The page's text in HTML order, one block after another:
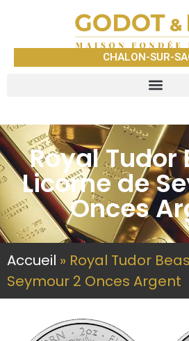
CHALON-SUR-
Royal Tudor
Licorne de
Onces
Accueil » Royal Tudor
Seymour 2 Onces Argent